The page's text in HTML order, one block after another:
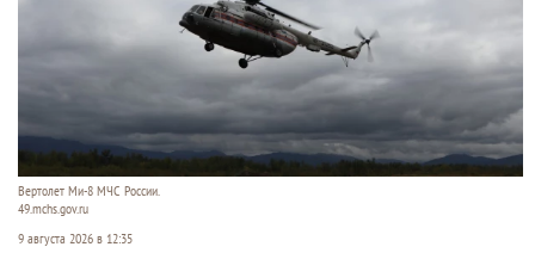
Вертолет Ми-8 МЧС России.
49.mchs.gov.ru
9 августа 2026 в 12:35